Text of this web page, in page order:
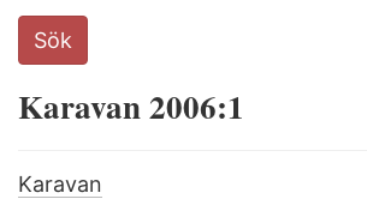
Search
this
Sök
Karavan 2006:1
Karavan